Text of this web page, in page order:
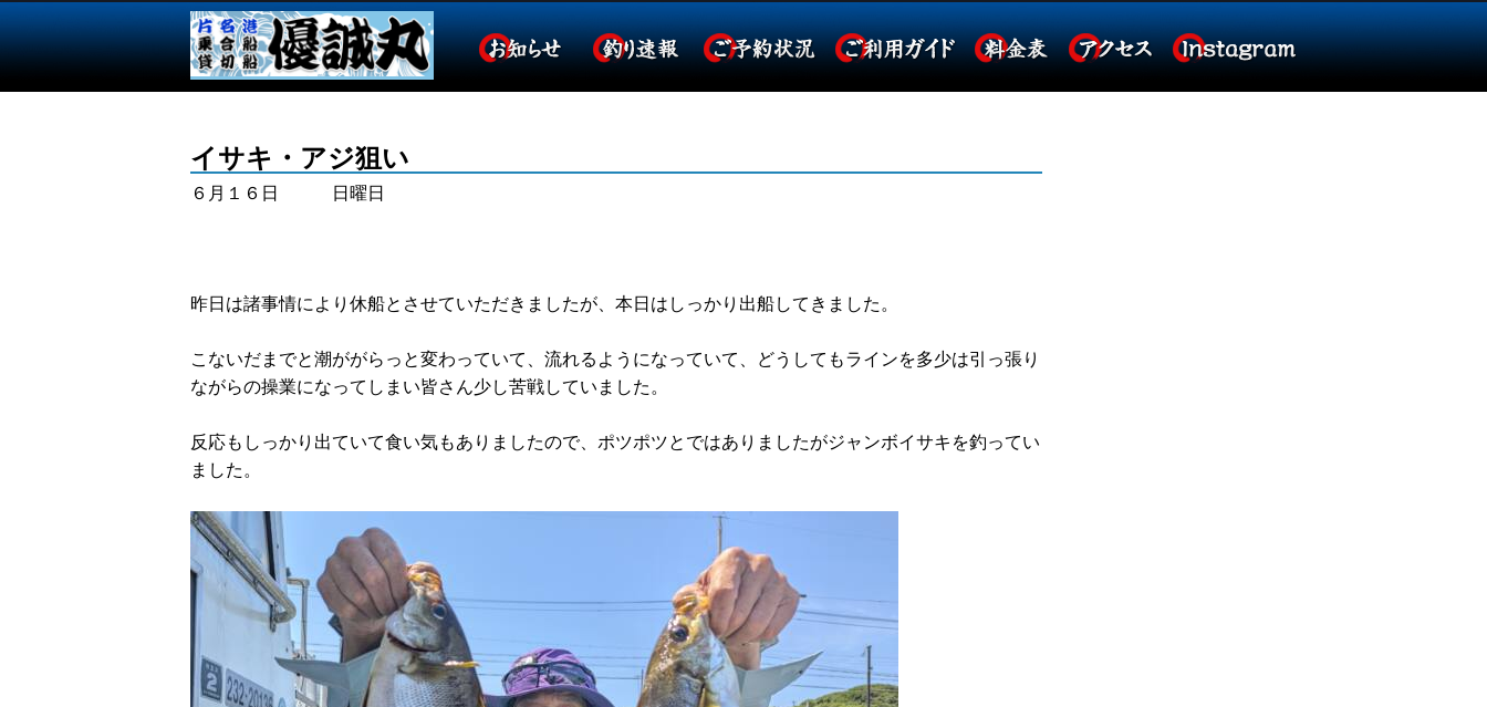
イサキ・アジ狙い
６月１６日 日曜日
昨日は諸事情により休船とさせていただきましたが、本日はしっかり出船してきました。
こないだまでと潮ががらっと変わっていて、流れるようになっていて、どうしてもラインを多少は引っ張り
ながらの操業になってしまい皆さん少し苦戦していました。
反応もしっかり出ていて食い気もありましたので、ポツポツとではありましたがジャンボイサキを釣ってい
ました。